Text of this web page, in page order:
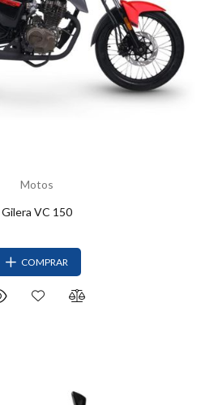
Motos
Gilera VC 150
COMPRAR